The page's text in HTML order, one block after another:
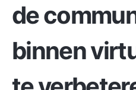
de
binnen